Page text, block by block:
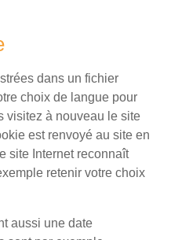
dans un fichier
choix de langue pour
visitez à nouveau le site
est renvoyé au site en
site Internet reconnaît
retenir votre choix
aussi une date